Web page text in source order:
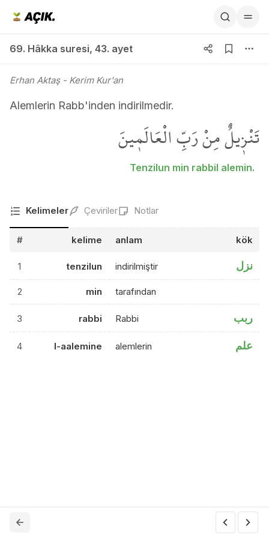
69. Hâkka suresi, 43. ayet
Erhan Aktaş- Kerim Kur'an
Alemlerin Rabb'inden indirilmedir.
تَنْز۪يلٌ مِنْ رَبِّ الْعَالَم۪ينَ
Tenzilun min rabbil alemin.
Kelimeler Çeviriler Notlar
# kelime anlam kök
1 tenzilun indirilmiştir نزل
2 min tarafından
3 rabbi Rabbi ربب
4 l-aalemine alemlerin علم